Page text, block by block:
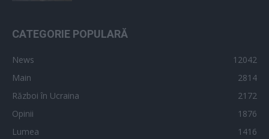
CATEGORIE POPULARĂ
News
12042
Main
2814
Război în Ucraina
2172
Opinii
1876
Lumea
1416